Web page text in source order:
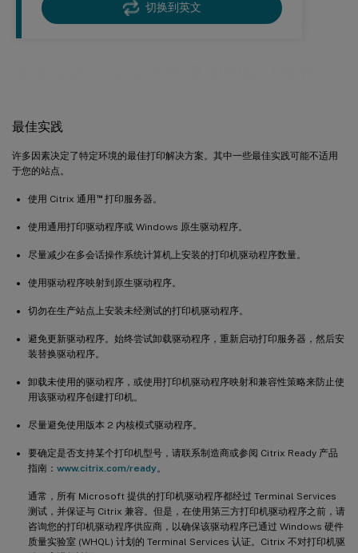
切换到英文
最佳实践
许多因素决定了特定环境的最佳打印解决方案。其中一些最佳实践可能不适用
于您的站点。
使用 Citrix 通用 ™打印服务器。
使用通用打印驱动程序或 Windows 原生驱动程序。
尽量减少在多会话操作系统计算机上安装的打印机驱动程序数量。
使用驱动程序映射到原生驱动程序。
切勿在生产站点上安装未经测试的打印机驱动程序。
避免更新驱动程序。始终尝试卸载驱动程序，重新启动打印服务器，然后安
装替换驱动程序。
卸载未使用的驱动程序，或使用打印机驱动程序映射和兼容性策略来防止使
用该驱动程序创建打印机。
尽量避免使用版本 2 内核模式驱动程序。
要确定是否支持某个打印机型号，请联系制造商或参阅 Citrix Ready 产品
指南： www.citrix.com/ready 。
通常，所有 Microsoft 提供的打印机驱动程序都经过 Terminal Services
测试，并保证与 Citrix 兼容。但是，在使用第三方打印机驱动程序之前，请
咨询您的打印机驱动程序供应商，以确保该驱动程序已通过 Windows 硬件
质量实验室 (WHQL) 计划的 Terminal Services 认证。Citrix 不对打印机驱